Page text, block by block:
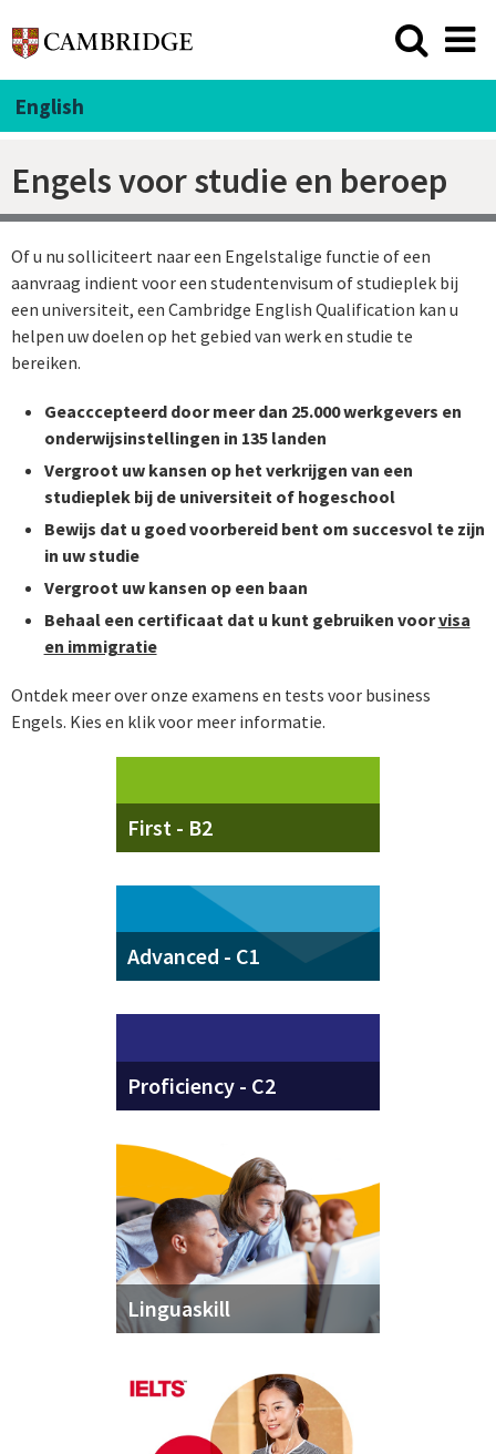
English
Engels voor studie en beroep
Of u nu solliciteert naar een Engelstalige functie of een
aanvraag indient voor een studentenvisum of studieplek bij
een universiteit, een Cambridge English Qualification kan u
helpen uw doelen op het gebied van werk en studie te
bereiken.
Geacccepteerd door meer dan 25.000 werkgevers en
onderwijsinstellingen in 135 landen
Vergroot uw kansen op het verkrijgen van een
studieplek bij de universiteit of hogeschool
Bewijs dat u goed voorbereid bent om succesvol te zijn
in uw studie
Vergroot uw kansen op een baan
Behaal een certificaat dat u kunt gebruiken voorvisa
en immigratie
Ontdek meer over onze examens en tests voor business
Engels. Kies en klik voor meer informatie.
First - B2
Advanced - C1
Proficiency - C2
Linguaskill